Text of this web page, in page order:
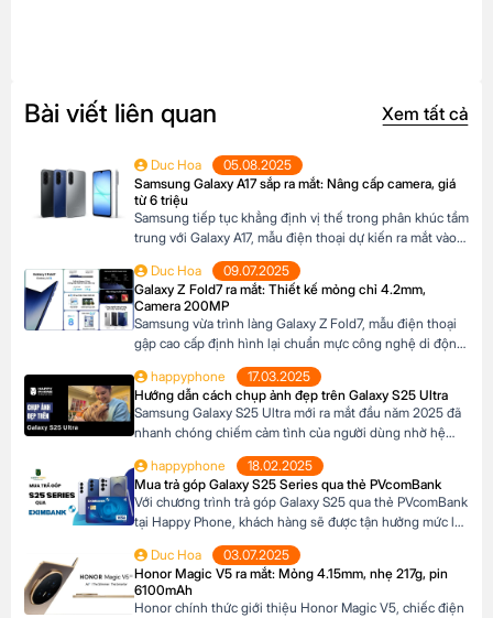
Bài viết liên quan Xem tất cả
Duc Hoa
05.08.2025
Samsung Galaxy A17 sắp ra mắt: Nâng cấp camera, giá
từ 6 triệu
Samsung tiếp tục khẳng định vị thế trong phân khúc tầm
trung với Galaxy A17, mẫu điện thoại dự kiến ra mắt vào
bán lẻ tại Châu Âu. Với những nâng cấp đáng chú ý về
camera, hiệu năng và thiết kế, Galaxy A17 […]
Duc Hoa
09.07.2025
Galaxy Z Fold7 ra mắt: Thiết kế mỏng chỉ 4.2mm,
Camera 200MP
Samsung vừa trình làng Galaxy Z Fold7, mẫu điện thoại
gập cao cấp định hình lại chuẩn mực công nghệ di động.
200MP sắc nét chưa từng có trên dòng Z Fold, sản phẩm
này không chỉ là một thiết bị công nghệ […]
happyphone
17.03.2025
Hướng dẫn cách chụp ảnh đẹp trên Galaxy S25 Ultra
Samsung Galaxy S25 Ultra mới ra mắt đầu năm 2025 đã
nhanh chóng chiếm cảm tình của người dùng nhờ hệ
200MP, khả năng zoom xa ấn tượng và các tính năng
thông minh giúp ghi lại những khoảnh khắc đẹp trong
cuộc sống. Sau đây […]
happyphone
18.02.2025
Mua trả góp Galaxy S25 Series qua thẻ PVcomBank
Với chương trình trả góp Galaxy S25 qua thẻ PVcomBank
tại Happy Phone, khách hàng sẽ được tận hưởng mức lãi
suất cực kỳ ưu đãi. Đặc biệt, khách hàng có thể linh hoạt
lựa chọn kỳ hạn trả góp từ 3 đến 12 tháng, phù hợp với
khả năng tài chính của mình. Mục […]
Duc Hoa
03.07.2025
Honor Magic V5 ra mắt: Mỏng 4.15mm, nhẹ 217g, pin
6100mAh
Honor chính thức giới thiệu Honor Magic V5, chiếc điện